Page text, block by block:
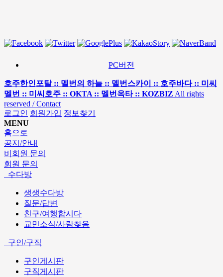
PC버전
호주한인포탈 :: 멜번의 하늘 :: 멜번스카이 :: 호주바다 :: 미씨
멜번 :: 미씨호주 :: OKTA :: 멜번옥타 :: KOZBIZ All rights
reserved / Contact
로그인 회원가입 정보찾기
MENU
홈으로
공지/안내
비회원 문의
회원 문의
수다방
생생수다방
질문/답변
친구/여행합시다
교민소식/사람찾음
구인/구직
구인게시판
구직게시판